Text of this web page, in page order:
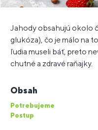
Jahody obsahujú okolo
glukóza), čo je málo na
ľudia museli báť, preto
chutné a zdravé raňajky.
Obsah
Potrebujeme
Postup